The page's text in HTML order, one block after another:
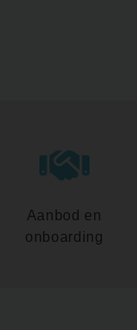
Aanbod en
onboarding